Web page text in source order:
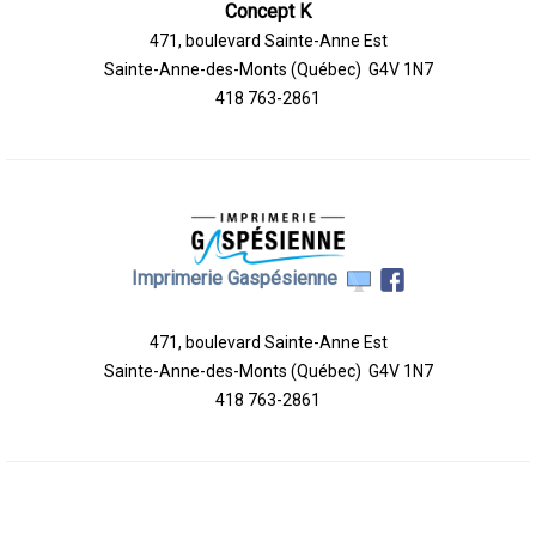
Concept K
471, boulevard Sainte-Anne Est
Sainte-Anne-des-Monts (Québec) G4V 1N7
418 763-2861
Imprimerie Gaspésienne
471, boulevard Sainte-Anne Est
Sainte-Anne-des-Monts (Québec) G4V 1N7
418 763-2861